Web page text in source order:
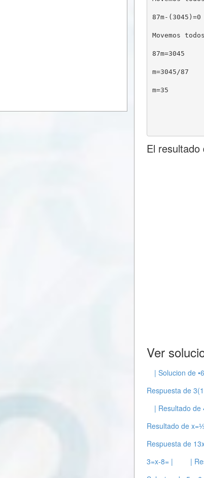
87m-(3045)=0
Movemos
87m=3045
m=3045/87
m=35
El
Ver
| Solucion de
Respuesta de
| Resultado de
Resultado de
Respuesta de
3=x-8= |
|